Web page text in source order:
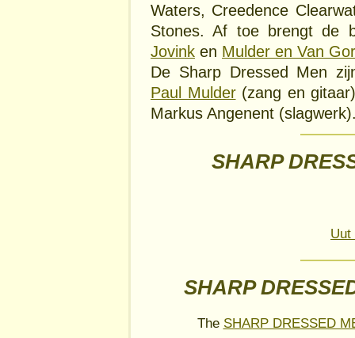
Waters, Creedence
Stones. Af toe brengt de
Jovink en Mulder en Van
De Sharp Dressed Men
Paul Mulder(zang en
Markus Angenent
SHARP
Uut
SHARP
The SHARP DRESSED